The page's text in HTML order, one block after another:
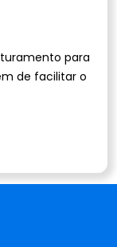
para
de facilitar o